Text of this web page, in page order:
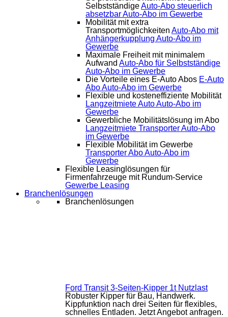
SelbstständigeAuto-Abo steuerlich
absetzbarAuto-Abo im Gewerbe
Mobilität mit extra
Transportmöglichkeiten Auto-Abo mit
Anhängerkupplung Auto-Abo im
Gewerbe
Maximale Freiheit mit minimalem
Aufwand Auto-Abo für Selbstständige
Auto-Abo im Gewerbe
Die Vorteile eines E-Auto Abos E-Auto
AboAuto-Abo im Gewerbe
Flexible und kosteneffiziente Mobilität
Langzeitmiete AutoAuto-Abo im
Gewerbe
Gewerbliche Mobilitätslösung im Abo
Langzeitmiete TransporterAuto-Abo
im Gewerbe
Flexible Mobilität im Gewerbe
Transporter AboAuto-Abo im
Gewerbe
Flexible Leasinglösungen für
Firmenfahrzeuge mit Rundum-Service
Gewerbe Leasing
Branchenlösungen
Branchenlösungen
Ford Transit 3-Seiten-Kipper 1t Nutzlast
Robuster Kipper für Bau, Handwerk.
Kippfunktion nach drei Seiten für flexibles,
schnelles Entladen. Jetzt Angebot anfragen.